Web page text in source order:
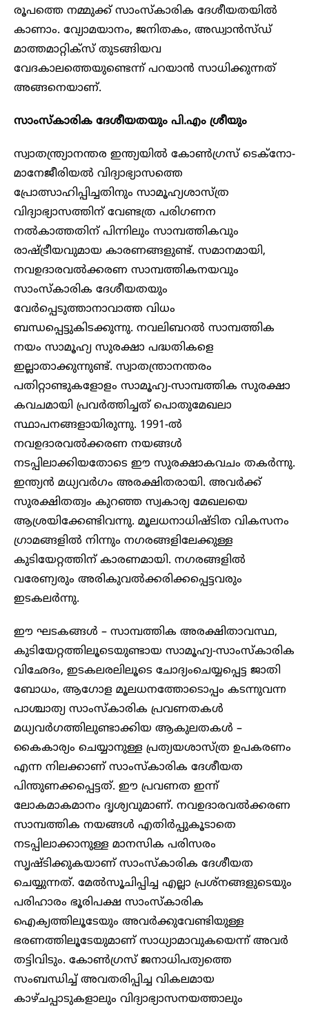
രൂപത്തെ നമ്മുക്ക് സാംസ്കാരിക ദേശീയതയിൽ
കാണാം. വ്യോമയാനം, ജനിതകം, അഡ്വാൻസ്ഡ്
മാത്തമാറ്റിക്സ് തുടങ്ങിയവ
വേദകാലത്തെയുണ്ടെന്ന് പറയാൻ സാധിക്കുന്നത്
അങ്ങനെയാണ്.
സാംസ്കാരിക ദേശീയതയും പി.എം ശ്രീയും
സ്വാതന്ത്ര്യാനന്തര ഇന്ത്യയിൽ കോൺഗ്രസ് ടെക്നോ-
മാനേജീരിയൽ വിദ്യാഭ്യാസത്തെ
പ്രോത്സാഹിപ്പിച്ചതിനും സാമൂഹ്യശാസ്ത്ര
വിദ്യാഭ്യാസത്തിന് വേണ്ടത്ര പരിഗണന
നൽകാത്തതിന് പിന്നിലും സാമ്പത്തികവും
രാഷ്ട്രീയവുമായ കാരണങ്ങളുണ്ട്. സമാനമായി,
നവഉദാരവൽക്കരണ സാമ്പത്തികനയവും
സാംസ്കാരിക ദേശീയതയും
വേർപ്പെടുത്താനാവാത്ത വിധം
ബന്ധപ്പെട്ടുകിടക്കുന്നു. നവലിബറൽ സാമ്പത്തിക
നയം സാമൂഹ്യ സുരക്ഷാ പദ്ധതികളെ
ഇല്ലാതാക്കുന്നുണ്ട്. സ്വാതന്ത്രാനന്തരം
പതിറ്റാണ്ടുകളോളം സാമൂഹ്യ-സാമ്പത്തിക സുരക്ഷാ
കവചമായി പ്രവർത്തിച്ചത് പൊതുമേഖലാ
സ്ഥാപനങ്ങളായിരുന്നു. 1991-ൽ
നവഉദാരവൽക്കരണ നയങ്ങൾ
നടപ്പിലാക്കിയതോടെ ഈ സുരക്ഷാകവചം തകർന്നു.
ഇന്ത്യൻ മധ്യവർഗം അരക്ഷിതരായി. അവർക്ക്
സുരക്ഷിതത്വം കുറഞ്ഞ സ്വകാര്യ മേഖലയെ
ആശ്രയിക്കേണ്ടിവന്നു. മൂലധനാധിഷ്ടിത വികസനം
ഗ്രാമങ്ങളിൽ നിന്നും നഗരങ്ങളിലേക്കുള്ള
കുടിയേറ്റത്തിന് കാരണമായി. നഗരങ്ങളിൽ
വരേണ്യരും അരികുവൽക്കരിക്കപ്പെട്ടവരും
ഇടകലർന്നു.
ഈ ഘടകങ്ങൾ – സാമ്പത്തിക അരക്ഷിതാവസ്ഥ,
കുടിയേറ്റത്തിലൂടെയുണ്ടായ സാമൂഹ്യ-സാംസ്കാരിക
വിഛേദം, ഇടകലരലിലൂടെ ചോദ്യംചെയ്യപ്പെട്ട ജാതി
ബോധം, ആഗോള മൂലധനത്തോടൊപ്പം കടന്നുവന്ന
പാശ്ചാത്യ സാംസ്കാരിക പ്രവണതകൾ
മധ്യവർഗത്തിലുണ്ടാക്കിയ ആകുലതകൾ –
കൈകാര്യം ചെയ്യാനുള്ള പ്രത്യയശാസ്ത്ര ഉപകരണം
എന്ന നിലക്കാണ് സാംസ്കാരിക ദേശീയത
പിന്തുണക്കപ്പെട്ടത്. ഈ പ്രവണത ഇന്ന്
ലോകമാകമാനം ദൃശ്യവുമാണ്. നവഉദാരവൽക്കരണ
സാമ്പത്തിക നയങ്ങൾ എതിർപ്പുകൂടാതെ
നടപ്പിലാക്കാനുള്ള മാനസിക പരിസരം
സൃഷ്ടിക്കുകയാണ് സാംസ്കാരിക ദേശീയത
ചെയ്യുന്നത്. മേൽസൂചിപ്പിച്ച എല്ലാ പ്രശ്നങ്ങളുടെയും
പരിഹാരം ഭൂരിപക്ഷ സാംസ്കാരിക
ഐക്യത്തിലൂടേയും അവർക്കുവേണ്ടിയുള്ള
ഭരണത്തിലൂടേയുമാണ് സാധ്യാമാവുകയെന്ന് അവർ
തട്ടിവിടും. കോൺഗ്രസ് ജനാധിപത്യത്തെ
സംബന്ധിച്ച് അവതരിപ്പിച്ച വികലമായ
കാഴ്ചപ്പാടുകളാലും വിദ്യാഭ്യാസനയത്താലും